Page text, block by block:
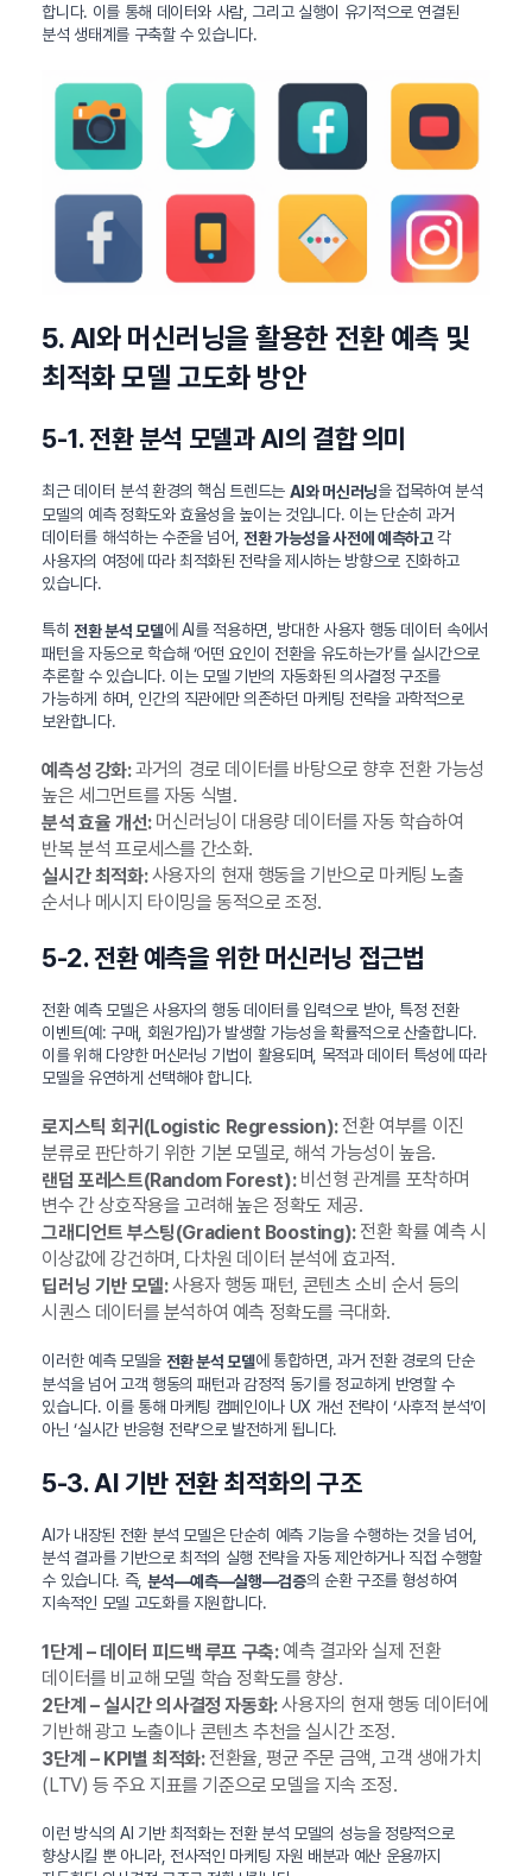
합니다. 이를 통해 데이터와 사람, 그리고 실행이 유기적으로 연결된
분석 생태계를 구축할 수 있습니다.
5. AI와 머신러닝을 활용한 전환 예측 및
최적화 모델 고도화 방안
5-1. 전환 분석 모델과 AI의 결합 의미
최근 데이터 분석 환경의 핵심 트렌드는 AI와 머신러닝을 접목하여 분석
모델의 예측 정확도와 효율성을 높이는 것입니다. 이는 단순히 과거
데이터를 해석하는 수준을 넘어,전환 가능성을 사전에 예측하고 각
사용자의 여정에 따라 최적화된 전략을 제시하는 방향으로 진화하고
있습니다.
특히전환 분석 모델에 AI를 적용하면, 방대한 사용자 행동 데이터 속에서
패턴을 자동으로 학습해 ‘어떤 요인이 전환을 유도하는가’를 실시간으로
추론할 수 있습니다. 이는 모델 기반의 자동화된 의사결정 구조를
가능하게 하며, 인간의 직관에만 의존하던 마케팅 전략을 과학적으로
보완합니다.
예측성 강화:과거의 경로 데이터를 바탕으로 향후 전환 가능성
높은 세그먼트를 자동 식별.
분석 효율 개선:머신러닝이 대용량 데이터를 자동 학습하여
반복 분석 프로세스를 간소화.
실시간 최적화:사용자의 현재 행동을 기반으로 마케팅 노출
순서나 메시지 타이밍을 동적으로 조정.
5-2. 전환 예측을 위한 머신러닝 접근법
전환 예측 모델은 사용자의 행동 데이터를 입력으로 받아, 특정 전환
이벤트(예: 구매, 회원가입)가 발생할 가능성을 확률적으로 산출합니다.
이를 위해 다양한 머신러닝 기법이 활용되며, 목적과 데이터 특성에 따라
모델을 유연하게 선택해야 합니다.
로지스틱 회귀(Logistic Regression):전환 여부를 이진
분류로 판단하기 위한 기본 모델로, 해석 가능성이 높음.
랜덤 포레스트(Random Forest):비선형 관계를 포착하며
변수 간 상호작용을 고려해 높은 정확도 제공.
그래디언트 부스팅(Gradient Boosting):전환 확률 예측 시
이상값에 강건하며, 다차원 데이터 분석에 효과적.
딥러닝 기반 모델:사용자 행동 패턴, 콘텐츠 소비 순서 등의
시퀀스 데이터를 분석하여 예측 정확도를 극대화.
이러한 예측 모델을 전환 분석 모델에 통합하면, 과거 전환 경로의 단순
분석을 넘어 고객 행동의 패턴과 감정적 동기를 정교하게 반영할 수
있습니다. 이를 통해 마케팅 캠페인이나 UX 개선 전략이 ‘사후적 분석’이
아닌 ‘실시간 반응형 전략’으로 발전하게 됩니다.
5-3. AI 기반 전환 최적화의 구조
AI가 내장된 전환 분석 모델은 단순히 예측 기능을 수행하는 것을 넘어,
분석 결과를 기반으로 최적의 실행 전략을 자동 제안하거나 직접 수행할
수 있습니다. 즉, 분석—예측—실행—검증의 순환 구조를 형성하여
지속적인 모델 고도화를 지원합니다.
1단계 – 데이터 피드백 루프 구축:예측 결과와 실제 전환
데이터를 비교해 모델 학습 정확도를 향상.
2단계 – 실시간 의사결정 자동화:사용자의 현재 행동 데이터에
기반해 광고 노출이나 콘텐츠 추천을 실시간 조정.
3단계 – KPI별 최적화:전환율, 평균 주문 금액, 고객 생애가치
(LTV) 등 주요 지표를 기준으로 모델을 지속 조정.
이런 방식의 AI 기반 최적화는 전환 분석 모델의 성능을 정량적으로
향상시킬 뿐 아니라, 전사적인 마케팅 자원 배분과 예산 운용까지